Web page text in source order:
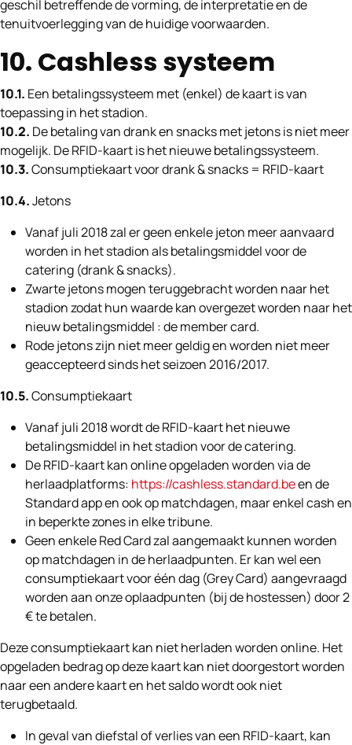
geschil betreffende de vorming, de interpretatie en de
tenuitvoerlegging van de huidige voorwaarden.
10. Cashless systeem
10.1. Een betalingssysteem met (enkel) de kaart is van
toepassing in het stadion.
10.2. De betaling van drank en snacks met jetons is niet meer
mogelijk. De RFID-kaart is het nieuwe betalingssysteem.
10.3.Consumptiekaart voor drank & snacks = RFID-kaart
10.4.Jetons
Vanaf juli 2018 zal er geen enkele jeton meer aanvaard
worden in het stadion als betalingsmiddel voor de
catering (drank & snacks).
Zwarte jetons mogen teruggebracht worden naar het
stadion zodat hun waarde kan overgezet worden naar het
nieuw betalingsmiddel : de member card.
Rode jetons zijn niet meer geldig en worden niet meer
geaccepteerd sinds het seizoen 2016/2017.
10.5.Consumptiekaart
Vanaf juli 2018 wordt de RFID-kaart het nieuwe
betalingsmiddel in het stadion voor de catering.
De RFID-kaart kan online opgeladen worden via de
herlaadplatforms: https://cashless.standard.been de
Standard app en ook op matchdagen, maar enkel cash en
in beperkte zones in elke tribune.
Geen enkele Red Card zal aangemaakt kunnen worden
op matchdagen in de herlaadpunten. Er kan wel een
consumptiekaart voor één dag (Grey Card) aangevraagd
worden aan onze oplaadpunten (bij de hostessen) door 2
€ te betalen.
Deze consumptiekaart kan niet herladen worden online. Het
opgeladen bedrag op deze kaart kan niet doorgestort worden
naar een andere kaart en het saldo wordt ook niet
terugbetaald.
In geval van diefstal of verlies van een RFID-kaart, kan